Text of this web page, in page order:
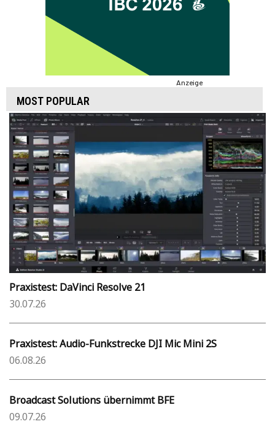
Anzeige
MOST POPULAR
Praxistest: DaVinci Resolve 21
30.07.26
Praxistest: Audio-Funkstrecke DJI Mic Mini 2S
06.08.26
Broadcast Solutions übernimmt BFE
09.07.26